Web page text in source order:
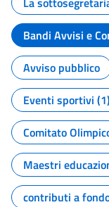
Bandi Avvisi e
Avviso pubblico
Eventi sportivi (1)
Comitato
Maestri
contributi a